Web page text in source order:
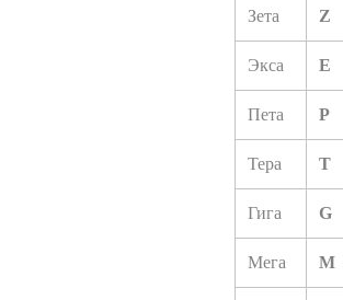
Зета Z
Экса E
Пета P
Тера T
Гига G
Мега M